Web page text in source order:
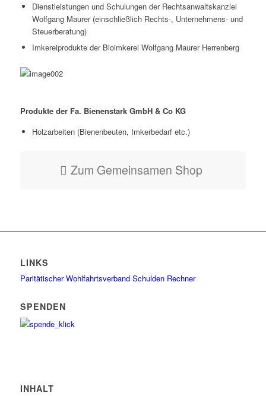
Dienstleistungen und Schulungen der Rechtsanwaltskanzlei
Wolfgang Maurer (einschließlich Rechts-, Unternehmens- und
Steuerberatung)
Imkereiprodukte der Bioimkerei Wolfgang Maurer Herrenberg
Produkte der Fa. Bienenstark GmbH & Co KG
Holzarbeiten (Bienenbeuten, Imkerbedarf etc.)
Zum Gemeinsamen Shop
LINKS
Paritätischer Wohlfahrtsverband Schulden Rechner
SPENDEN
INHALT